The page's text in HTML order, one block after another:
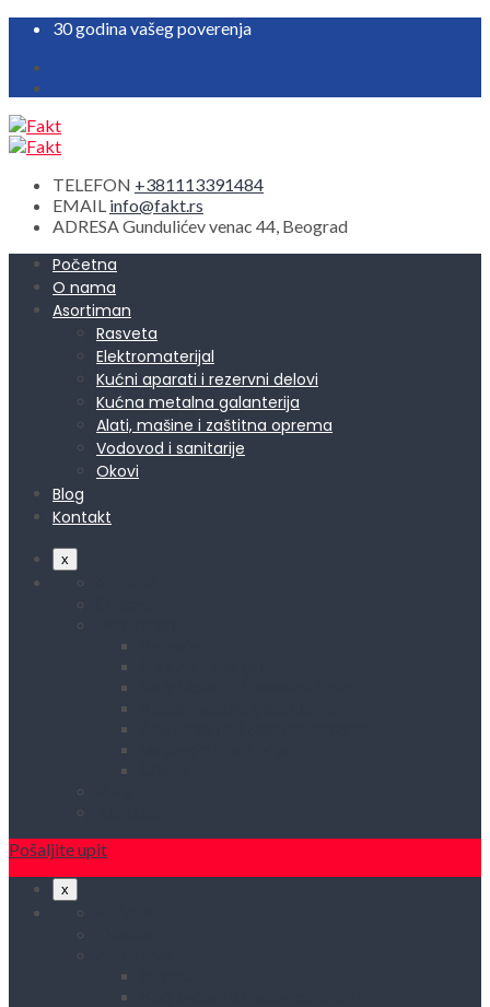
30 godina vašeg poverenja
TELEFON +381113391484
EMAIL info@fakt.rs
ADRESAGundulićev venac 44, Beograd
Početna
O nama
Asortiman
Rasveta
Elektromaterijal
Kućni aparati i rezervni delovi
Kućna metalna galanterija
Alati, mašine i zaštitna oprema
Vodovod i sanitarije
Okovi
Blog
Kontakt
x
Pošaljite upit
x